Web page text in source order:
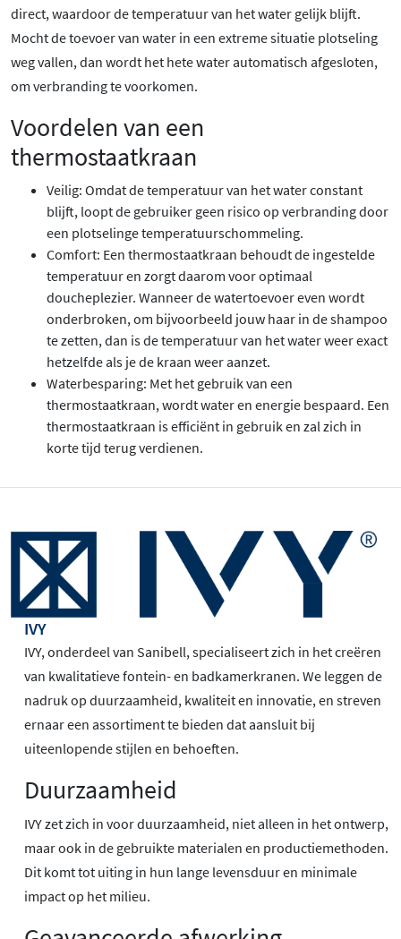
direct, waardoor de temperatuur van het water gelijk blijft.
Mocht de toevoer van water in een extreme situatie plotseling
weg vallen, dan wordt het hete water automatisch afgesloten,
om verbranding te voorkomen.
Voordelen van een
thermostaatkraan
Veilig: Omdat de temperatuur van het water constant
blijft, loopt de gebruiker geen risico op verbranding door
een plotselinge temperatuurschommeling.
Comfort: Een thermostaatkraan behoudt de ingestelde
temperatuur en zorgt daarom voor optimaal
doucheplezier. Wanneer de watertoevoer even wordt
onderbroken, om bijvoorbeeld jouw haar in de shampoo
te zetten, dan is de temperatuur van het water weer exact
hetzelfde als je de kraan weer aanzet.
Waterbesparing: Met het gebruik van een
thermostaatkraan, wordt water en energie bespaard. Een
thermostaatkraan is efficiënt in gebruik en zal zich in
korte tijd terug verdienen.
IVY
IVY, onderdeel van Sanibell, specialiseert zich in het creëren
van kwalitatieve fontein- en badkamerkranen. We leggen de
nadruk op duurzaamheid, kwaliteit en innovatie, en streven
ernaar een assortiment te bieden dat aansluit bij
uiteenlopende stijlen en behoeften.
Duurzaamheid
IVY zet zich in voor duurzaamheid, niet alleen in het ontwerp,
maar ook in de gebruikte materialen en productiemethoden.
Dit komt tot uiting in hun lange levensduur en minimale
impact op het milieu.